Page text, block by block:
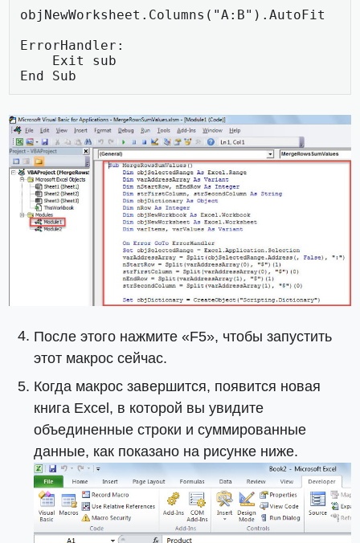
objNewWorksheet.Columns("A:B").AutoFit
ErrorHandler:
End Sub
После этого нажмите «F5», чтобы запустить
этот макрос сейчас.
Когда макрос завершится, появится новая
книга Excel, в которой вы увидите
объединенные строки и суммированные
данные, как показано на рисунке ниже.